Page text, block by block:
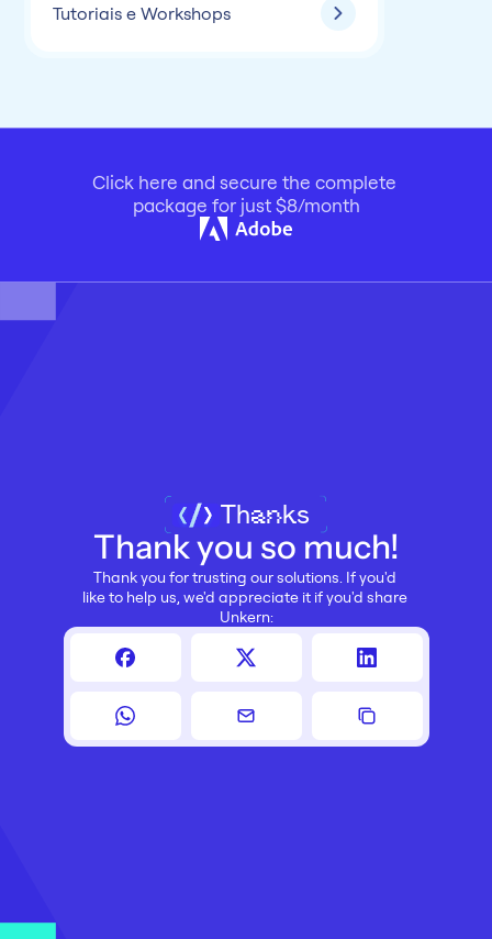
Tutoriais e Workshops
Click here and secure the complete
package for just $8/month
Thanks
Thank you so much!
Thank you for trusting our solutions. If you'd
like to help us, we'd appreciate it if you'd share
Unkern: